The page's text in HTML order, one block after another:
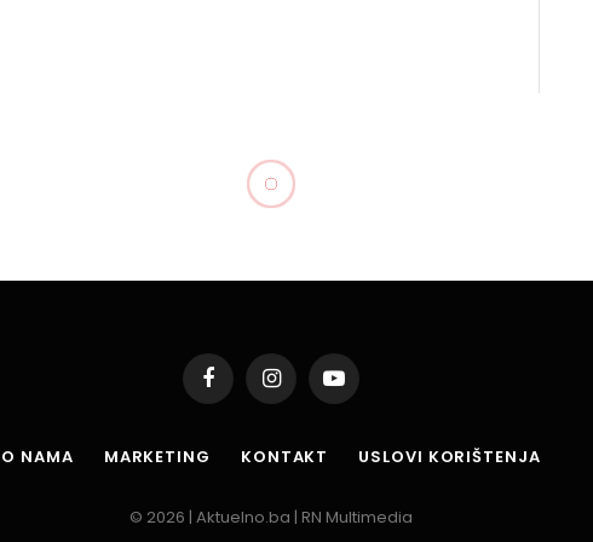
FacebookInstagramYouTube
O NAMA MARKETING KONTAKT USLOVI KORIŠTENJA
© 2026 | Aktuelno.ba | RN Multimedia